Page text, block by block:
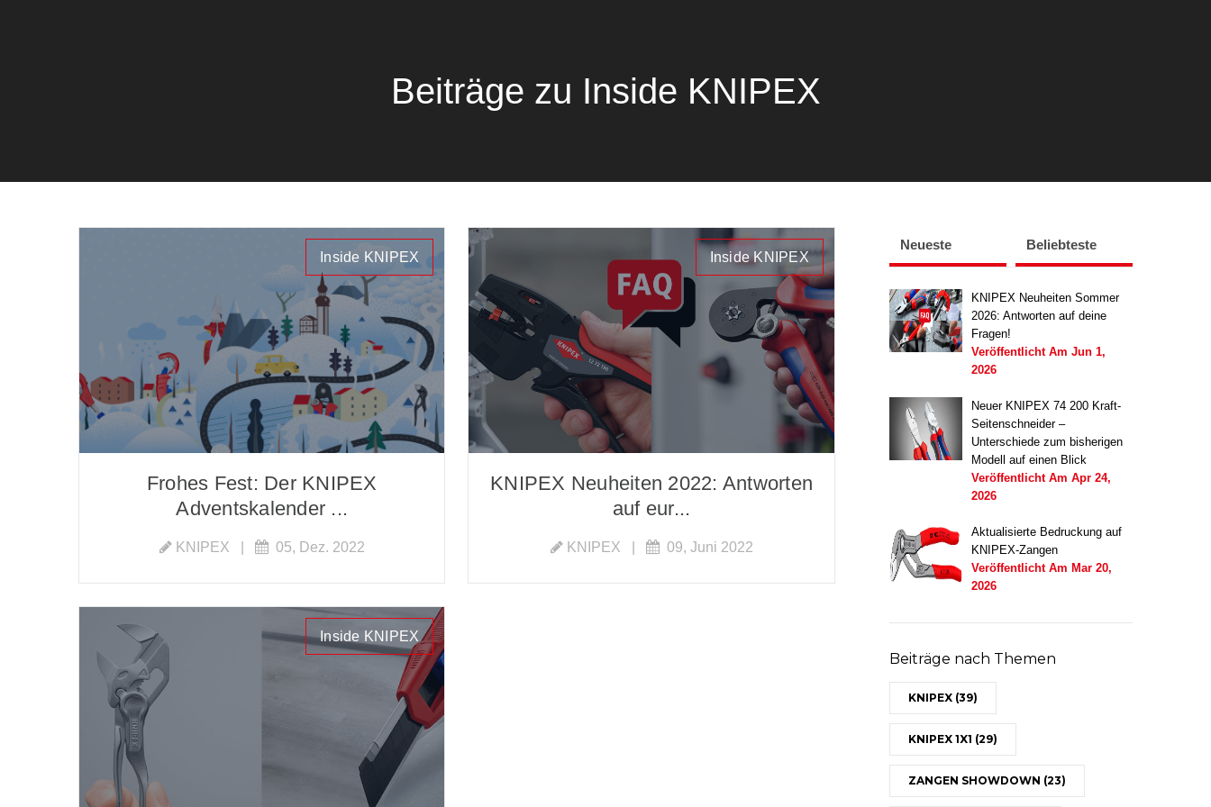
Beiträge zu Inside KNIPEX
Inside KNIPEX
Frohes Fest: Der KNIPEX
Adventskalender ...
KNIPEX 05, Dez. 2022
Inside KNIPEX
KNIPEX Neuheiten 2022: Antworten
auf eur...
KNIPEX 09, Juni 2022
Inside KNIPEX
Neueste Beliebteste
KNIPEX Neuheiten Sommer
2026: Antworten auf deine
Fragen!
Veröffentlicht Am Jun 1,
2026
Neuer KNIPEX 74 200 Kraft-
Seitenschneider –
Unterschiede zum bisherigen
Modell auf einen Blick
Veröffentlicht Am Apr 24,
2026
Aktualisierte Bedruckung auf
KNIPEX-Zangen
Veröffentlicht Am Mar 20,
2026
Beiträge nach Themen
KNIPEX (39)
KNIPEX 1X1 (29)
ZANGEN SHOWDOWN (23)